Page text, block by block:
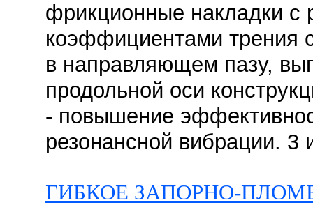
фрикционные накладки с
коэффициентами трения
в направляющем пазу,
продольной оси
- повышение
резонансной вибрации. 3
ГИБКОЕ ЗАПОРНО-